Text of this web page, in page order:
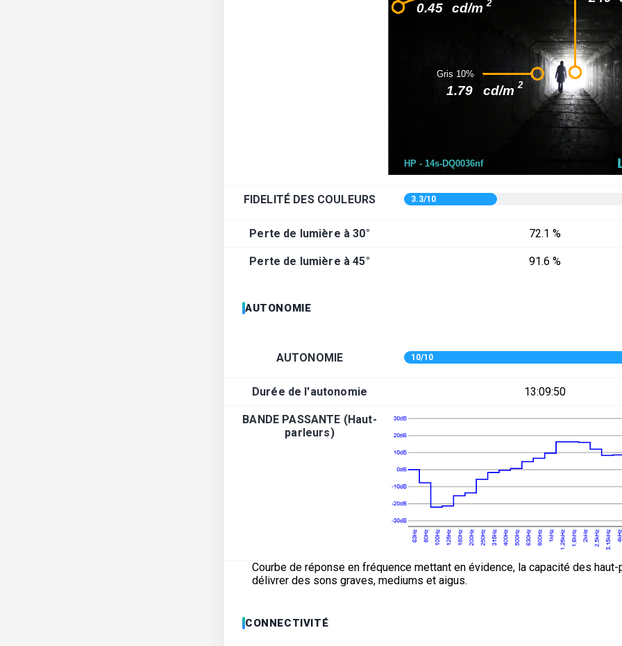
FIDELITÉ DES COULEURS 3.3/10
Perte de lumière à 30° 72.1 %
Perte de lumière à 45° 91.6 %
AUTONOMIE
AUTONOMIE 10/10
Durée de l'autonomie 13:09:50
BANDE PASSANTE (Haut-
parleurs)
Courbe de réponse en fréquence mettant en évidence, la capacité des haut-
délivrer des sons graves, mediums et aigus.
CONNECTIVITÉ